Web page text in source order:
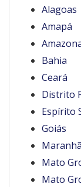
Alagoas
Amapá
Bahia
Ceará
Distrito
Espírito
Goiás
Mato
Mato